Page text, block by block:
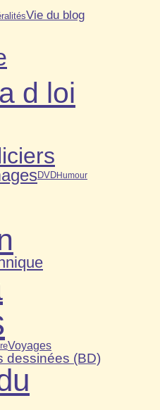
Vie du blog
d loi
DVDHumour
Voyages
dessinées (BD)